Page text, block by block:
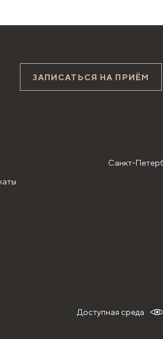
ЗАПИСАТЬСЯ НА ПРИЁМ
Санкт-
Доступная среда